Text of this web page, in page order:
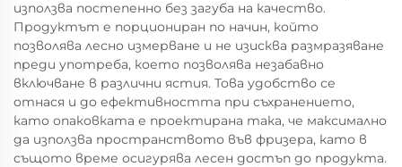
използва постепенно без загуба на качество.
Продуктът е порциониран по начин, който
позволява лесно измерване и не изисква размразяване
преди употреба, което позволява незабавно
включване в различни ястия. Това удобство се
отнася и до ефективността при съхранението,
като опаковката е проектирана така, че максимално
да използва пространството във фризера, като в
същото време осигурява лесен достъп до продукта.